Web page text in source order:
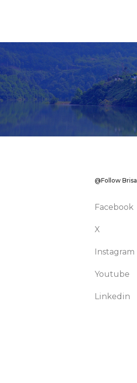
@Follow Brisa
Facebook
X
Instagram
Youtube
Linkedin